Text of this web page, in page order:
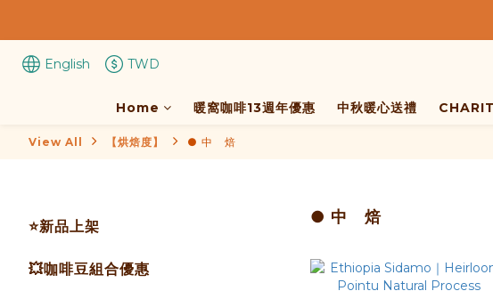
English TWD
Home 暖窩咖啡13週年優惠 中秋暖心送禮
View All 【烘焙度】 ● 中 焙
⭐️新品上架
💥咖啡豆組合優惠
● 中 焙